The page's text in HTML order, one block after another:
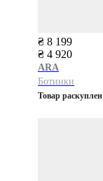
₴ 8 199
₴ 4 920
ARA
Ботинки
Товар раскуплен